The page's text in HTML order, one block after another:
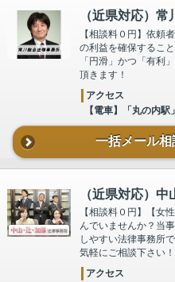
（近県対応）
【相談料０円】依頼
の利益を確保するこ
「円滑」かつ「有利
頂きます！
アクセス
【電車】「丸の内
一括メール
（近県対応）
【相談料０円】【女
んでいませんか？当
しやすい法律事務所
気軽にご相談下さい！
アクセス